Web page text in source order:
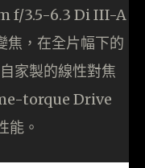
f/3.5-6.3 Di III-A
焦，在全片幅下的
家製的線性對焦
torque Drive
能。